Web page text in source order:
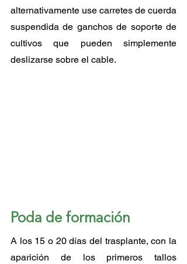
alternativamente use carretes de cuerda
suspendida de ganchos de soporte de
cultivos que pueden simplemente
deslizarse sobre el cable.
Poda de formación
A los 15 o 20 días del trasplante, con la
aparición de los primeros tallos